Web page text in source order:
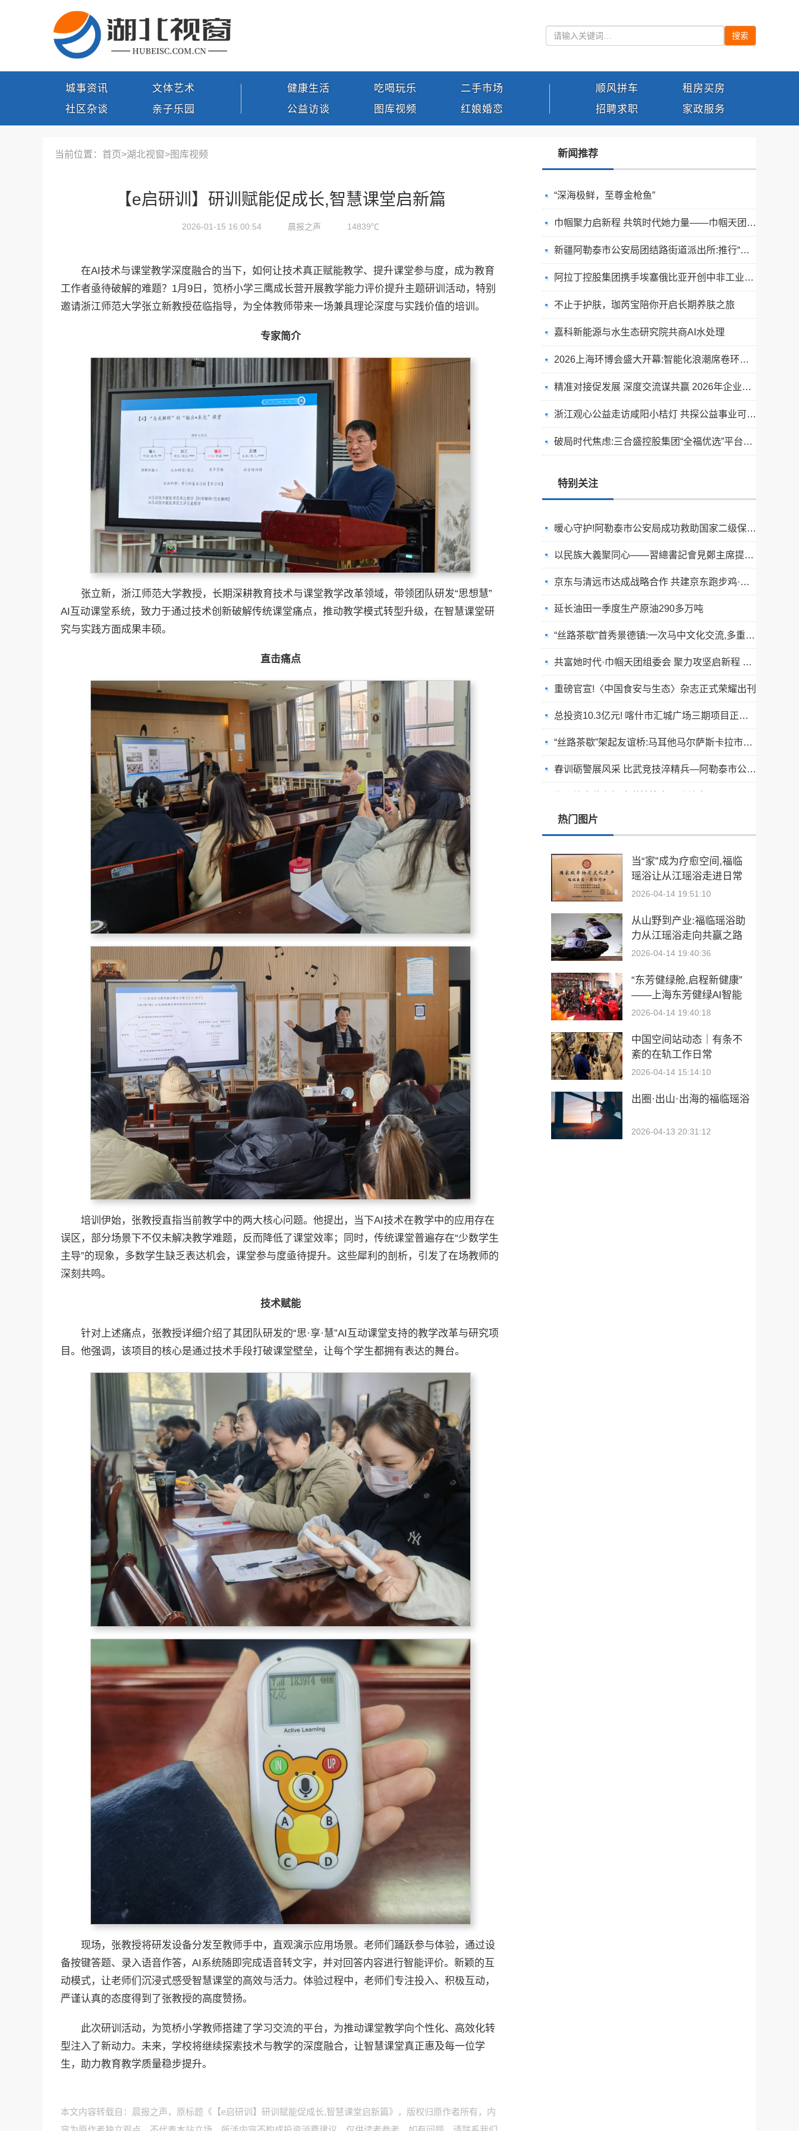
搜索
城事资讯
社区杂谈
文体艺术
亲子乐园
健康生活
公益访谈
吃喝玩乐
图库视频
二手市场
红娘婚恋
顺风拼车
招聘求职
租房买房
家政服务
当前位置：首页>湖北视窗>图库视频
【e启研训】研训赋能促成长,智慧课堂启新篇
2026-01-15 16:00:54 晨报之声 14839℃
在AI技术与课堂教学深度融合的当下，如何让技术真正赋能教学、提升课堂参与度，成为教育
工作者亟待破解的难题？1月9日，笕桥小学三鹰成长营开展教学能力评价提升主题研训活动，特别
邀请浙江师范大学张立新教授莅临指导，为全体教师带来一场兼具理论深度与实践价值的培训。
专家简介
张立新，浙江师范大学教授，长期深耕教育技术与课堂教学改革领域，带领团队研发“思想慧”
AI互动课堂系统，致力于通过技术创新破解传统课堂痛点，推动教学模式转型升级，在智慧课堂研
究与实践方面成果丰硕。
直击痛点
培训伊始，张教授直指当前教学中的两大核心问题。他提出，当下AI技术在教学中的应用存在
误区，部分场景下不仅未解决教学难题，反而降低了课堂效率；同时，传统课堂普遍存在“少数学生
主导”的现象，多数学生缺乏表达机会，课堂参与度亟待提升。这些犀利的剖析，引发了在场教师的
深刻共鸣。
技术赋能
针对上述痛点，张教授详细介绍了其团队研发的“思·享·慧”AI互动课堂支持的教学改革与研究项
目。他强调，该项目的核心是通过技术手段打破课堂壁垒，让每个学生都拥有表达的舞台。
现场，张教授将研发设备分发至教师手中，直观演示应用场景。老师们踊跃参与体验，通过设
备按键答题、录入语音作答，AI系统随即完成语音转文字，并对回答内容进行智能评价。新颖的互
动模式，让老师们沉浸式感受智慧课堂的高效与活力。体验过程中，老师们专注投入、积极互动，
严谨认真的态度得到了张教授的高度赞扬。
此次研训活动，为笕桥小学教师搭建了学习交流的平台，为推动课堂教学向个性化、高效化转
型注入了新动力。未来，学校将继续探索技术与教学的深度融合，让智慧课堂真正惠及每一位学
生，助力教育教学质量稳步提升。
本文内容转载自：晨报之声，原标题《【e启研训】研训赋能促成长,智慧课堂启新篇》，版权归原作者所有，内
新闻推荐
“深海极鲜，至尊金枪鱼”
巾帼聚力启新程 共筑时代她力量——巾帼天团第四次组委会筹备会圆满举办
新疆阿勒泰市公安局团结路街道派出所:推行“五步”工作法 打造新时代“枫”景线
阿拉丁控股集团携手埃塞俄比亚开创中非工业农业合作新篇章
不止于护肤，珈芮宝陪你开启长期养肤之旅
嘉科新能源与水生态研究院共商AI水处理
2026上海环博会盛大开幕:智能化浪潮席卷环保产业
精准对接促发展 深度交流谋共赢 2026年企业投融资交流活动第二期圆满举行
浙江观心公益走访咸阳小桔灯 共探公益事业可持续发展新路径
破局时代焦虑:三合盛控股集团“全福优选”平台正式启航
特别关注
绿动珠城 向淮而生 ——安徽淮海园林绿化工程有限公司发展纪实
深学细悟四点重要讲话精神 以实干推动两岸融合发展
破局时代焦虑:三合盛控股集团“全福优选”平台正式启航
暖心守护!阿勒泰市公安局成功救助国家二级保护动物黑鸢
以民族大義聚同心——習總書記會見鄭主席提出兩岸關系四點重要意見
京东与清远市达成战略合作 共建京东跑步鸡·清远鸡标准体系
延长油田一季度生产原油290多万吨
“丝路茶歇”首秀景德镇:一次马中文化交流,多重收获与回响
共富她时代·巾帼天团组委会 聚力攻坚启新程 星火燎原耀全国
重磅官宣!〈中国食安与生态〉杂志正式荣耀出刊
总投资10.3亿元! 喀什市汇城广场三期项目正式开工
“丝路茶歇”架起友谊桥:马耳他马尔萨斯卡拉市友城代表团访问景德镇
春训砺警展风采 比武竞技淬精兵—阿勒泰市公安局举行春训队列会操比武活动
乡情聚势筑生态 AI创富启新程|老乡驿站3·29创业峰会圆满落幕
热门图片
当“家”成为疗愈空间,福临
瑶浴让从江瑶浴走进日常
生活
2026-04-14 19:51:10
从山野到产业:福临瑶浴助
力从江瑶浴走向共赢之路
2026-04-14 19:40:36
“东芳健绿舱,启程新健康”
——上海东芳健绿AI智能
养身舱品牌发布会圆满成
2026-04-14 19:40:18
中国空间站动态｜有条不
紊的在轨工作日常
2026-04-14 15:14:10
出圈·出山·出海的福临瑶浴
2026-04-13 20:31:12